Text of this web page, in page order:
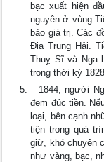
bạc xuất hiện
nguyên ở vùng
bảo giá trị. Các
Địa Trung Hải.
Thuỵ Sĩ và Nga
trong thời kỳ
– 1844, người
đem đúc tiền.
loại, bên cạnh
tiện trong quá
giữ, khó chuyên
như vàng, bạc,